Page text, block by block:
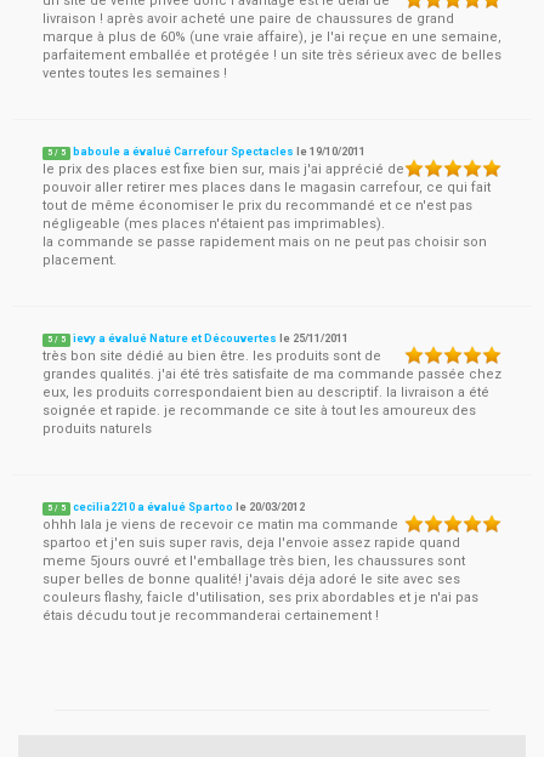
livraison ! après avoir acheté une paire de chaussures de grand
marque à plus de 60% (une vraie affaire), je l'ai reçue en une semaine,
parfaitement emballée et protégée ! un site très sérieux avec de belles
ventes toutes les semaines !
5 / 5 baboule a évalué Carrefour Spectacles le19/10/2011
le prix des places est fixe bien sur, mais j'ai apprécié de
pouvoir aller retirer mes places dans le magasin carrefour, ce qui fait
tout de même économiser le prix du recommandé et ce n'est pas
négligeable (mes places n'étaient pas imprimables).
la commande se passe rapidement mais on ne peut pas choisir son
placement.
5 / 5 ievy a évalué Nature et Découvertes le 25/11/2011
très bon site dédié au bien être. les produits sont de
grandes qualités. j'ai été très satisfaite de ma commande passée chez
eux, les produits correspondaient bien au descriptif. la livraison a été
soignée et rapide. je recommande ce site à tout les amoureux des
produits naturels
5 / 5 cecilia2210 a évalué Spartoo le 20/03/2012
ohhh lala je viens de recevoir ce matin ma commande
spartoo et j'en suis super ravis, deja l'envoie assez rapide quand
meme 5jours ouvré et l'emballage très bien, les chaussures sont
super belles de bonne qualité! j'avais déja adoré le site avec ses
couleurs flashy, faicle d'utilisation, ses prix abordables et je n'ai pas
étais décudu tout je recommanderai certainement !